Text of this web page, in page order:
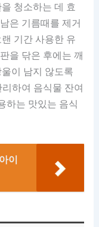
청소하는 데 효
은 기름때를 제거
기간 사용한 유
을 닦은 후에는 깨
이 남지 않도록
하여 음식물 잔여
하는 맛있는 음식
이